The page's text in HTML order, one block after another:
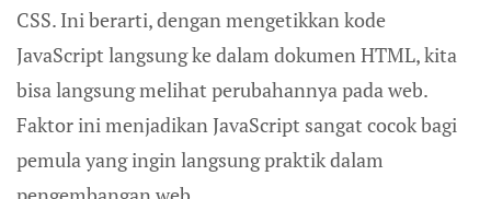
CSS. Ini berarti, dengan mengetikkan kode
JavaScript langsung ke dalam dokumen HTML, kita
bisa langsung melihat perubahannya pada web.
Faktor ini menjadikan JavaScript sangat cocok bagi
pemula yang ingin langsung praktik dalam